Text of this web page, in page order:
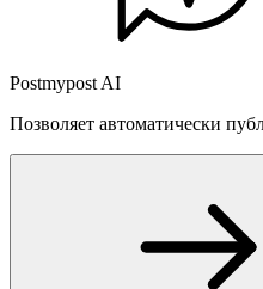
Postmypost AI
Позволяет автоматически